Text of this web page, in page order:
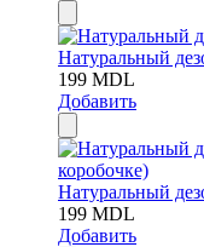
Натуральный
199 MDL
Добавить
Натуральный
199 MDL
Добавить